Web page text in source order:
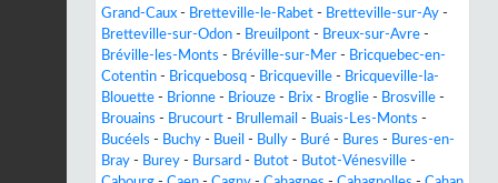
Grand-Caux - Bretteville-le-Rabet - Bretteville-sur-Ay -
Bretteville-sur-Odon - Breuilpont - Breux-sur-Avre -
Bréville-les-Monts - Bréville-sur-Mer - Bricquebec-en-
Cotentin - Bricquebosq - Bricqueville - Bricqueville-la-
Blouette - Brionne - Briouze - Brix - Broglie - Brosville -
Brouains - Brucourt - Brullemail - Buais-Les-Monts -
Bucéels - Buchy - Bueil - Bully - Buré - Bures - Bures-en-
Bray - Burey - Bursard - Butot - Butot-Vénesville -